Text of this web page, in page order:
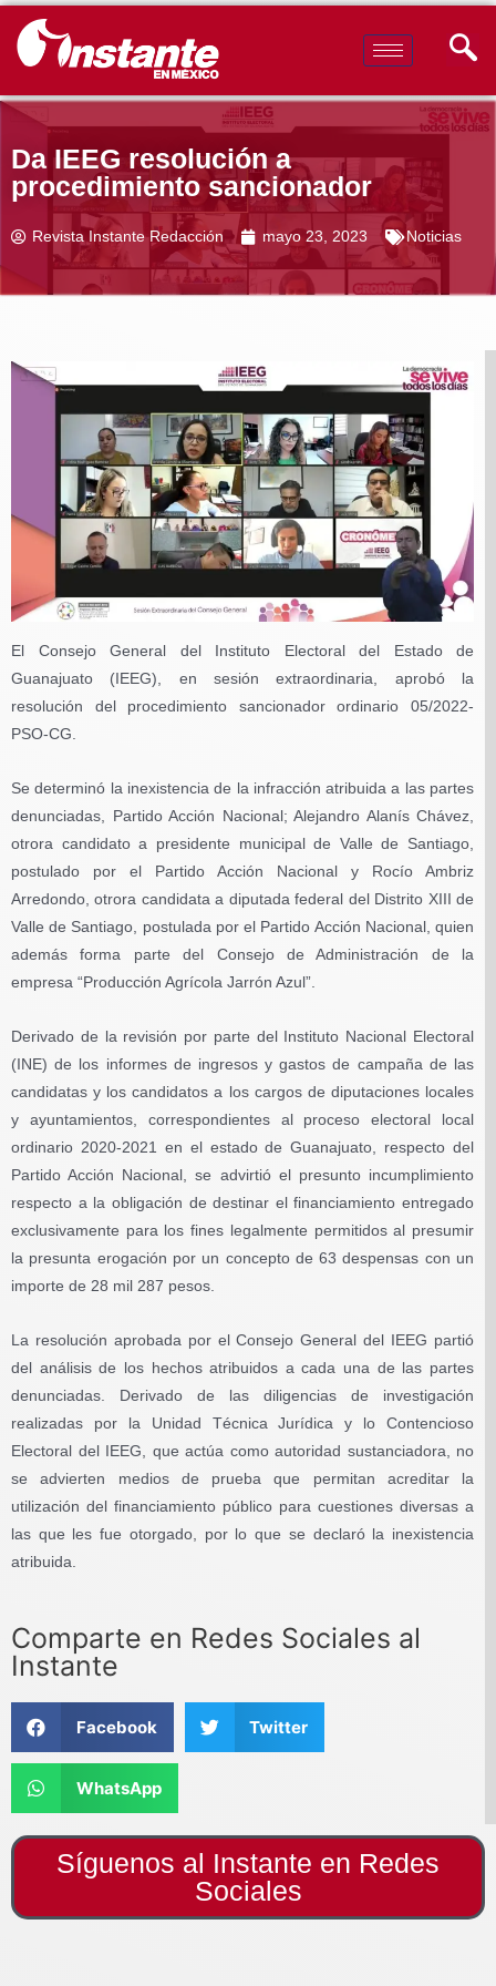
Da IEEG resolución a
procedimiento sancionador
Revista Instante Redacción mayo 23, 2023 Noticias
El Consejo General del Instituto Electoral del Estado de
Guanajuato (IEEG), en sesión extraordinaria, aprobó la
resolución del procedimiento sancionador ordinario 05/2022-
PSO-CG.
Se determinó la inexistencia de la infracción atribuida a las partes
denunciadas, Partido Acción Nacional; Alejandro Alanís Chávez,
otrora candidato a presidente municipal de Valle de Santiago,
postulado por el Partido Acción Nacional y Rocío Ambriz
Arredondo, otrora candidata a diputada federal del Distrito XIII de
Valle de Santiago, postulada por el Partido Acción Nacional, quien
además forma parte del Consejo de Administración de la
empresa “Producción Agrícola Jarrón Azul”.
Derivado de la revisión por parte del Instituto Nacional Electoral
(INE) de los informes de ingresos y gastos de campaña de las
candidatas y los candidatos a los cargos de diputaciones locales
y ayuntamientos, correspondientes al proceso electoral local
ordinario 2020-2021 en el estado de Guanajuato, respecto del
Partido Acción Nacional, se advirtió el presunto incumplimiento
respecto a la obligación de destinar el financiamiento entregado
exclusivamente para los fines legalmente permitidos al presumir
la presunta erogación por un concepto de 63 despensas con un
importe de 28 mil 287 pesos.
La resolución aprobada por el Consejo General del IEEG partió
del análisis de los hechos atribuidos a cada una de las partes
denunciadas. Derivado de las diligencias de investigación
realizadas por la Unidad Técnica Jurídica y lo Contencioso
Electoral del IEEG, que actúa como autoridad sustanciadora, no
se advierten medios de prueba que permitan acreditar la
utilización del financiamiento público para cuestiones diversas a
las que les fue otorgado, por lo que se declaró la inexistencia
atribuida.
Comparte en Redes Sociales al
Instante
Facebook Twitter
WhatsApp
Síguenos al Instante en Redes
Sociales